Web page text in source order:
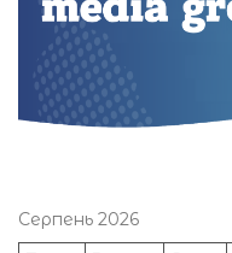
Серпень 2026